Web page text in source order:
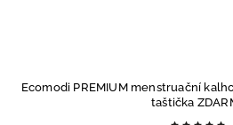
Ecomodi PREMIUM menstruační
taštička